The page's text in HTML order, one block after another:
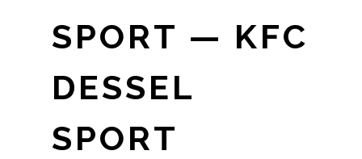
SPORT — KFC
DESSEL
SPORT